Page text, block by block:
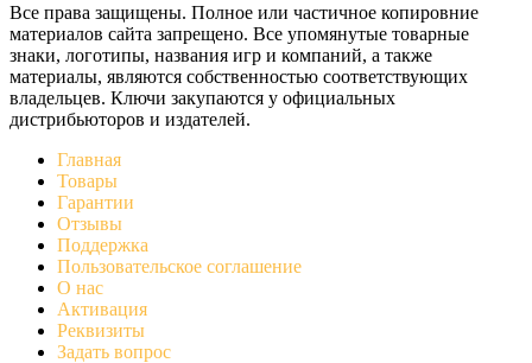
Все права защищены. Полное или частичное копировние
материалов сайта запрещено. Все упомянутые товарные
знаки, логотипы, названия игр и компаний, а также
материалы, являются собственностью соответствующих
владельцев. Ключи закупаются у официальных
дистрибьюторов и издателей.
Главная
Товары
Гарантии
Отзывы
Поддержка
Пользовательское соглашение
О нас
Активация
Реквизиты
Задать вопрос